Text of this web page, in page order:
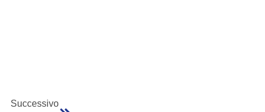
Successivo